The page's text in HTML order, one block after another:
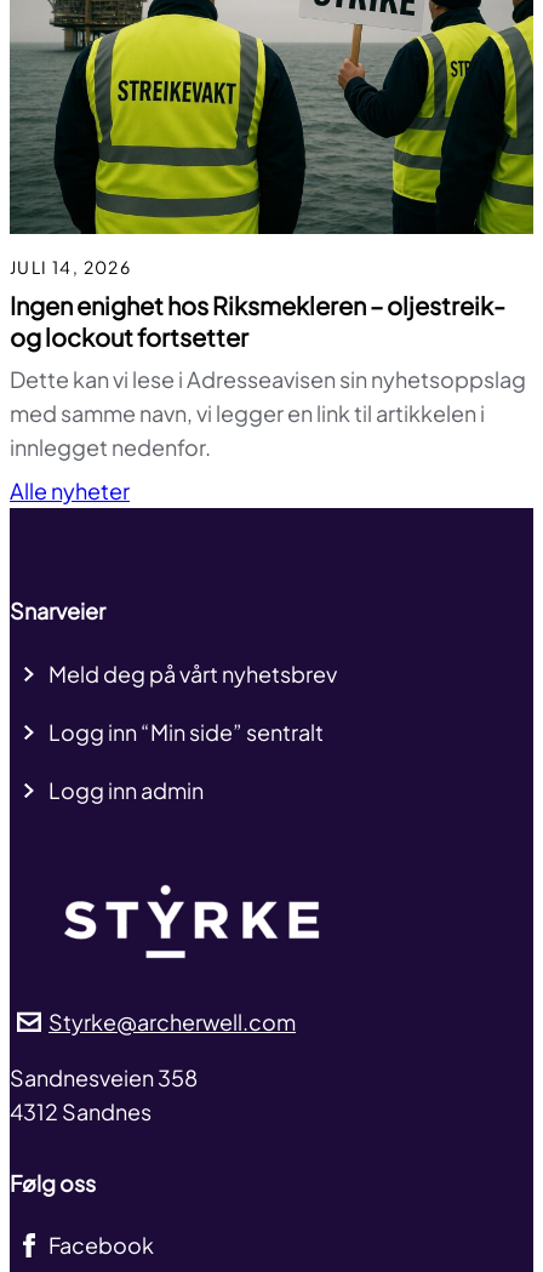
JULI 14, 2026
Ingen enighet hos Riksmekleren – oljestreik-
og lockout fortsetter
Dette kan vi lese i Adresseavisen sin nyhetsoppslag
med samme navn, vi legger en link til artikkelen i
innlegget nedenfor.
Alle nyheter
Snarveier
Meld deg på vårt nyhetsbrev
Logg inn “Min side” sentralt
Logg inn admin
Styrke@archerwell.com
address
Sandnesveien 358
4312 Sandnes
Følg oss
Facebook